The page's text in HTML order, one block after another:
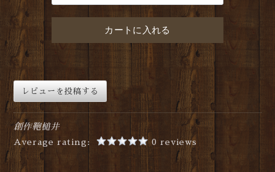
レビューを投稿する
創作鞄槌井
Average rating:
0 reviews